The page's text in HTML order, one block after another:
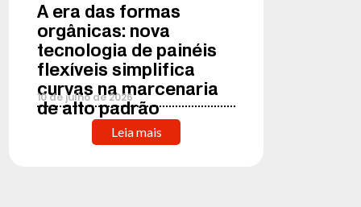
A era das formas
orgânicas: nova
tecnologia de painéis
flexíveis simplifica
curvas na marcenaria
de alto padrão
10de julho de2026
Leia mais